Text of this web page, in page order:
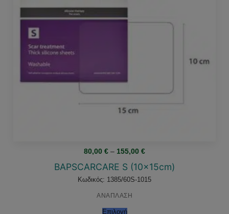
80,00 € – 155,00 €Price
80,00 €
through
155,00 €
BAPSCARCARE S (10x15cm)
Κωδικός: 1385/60S-1015
ΑΝΑΠΛΑΣΗ
Επιλογή